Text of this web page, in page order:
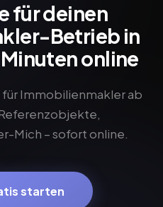
für deinen
Betrieb in
online
Immobilienmakler ab
Mich – sofort online.
starten